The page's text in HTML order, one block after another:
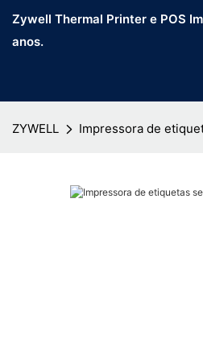
Zywell Thermal Printer e POS
anos.
ZYWELL Impressora de